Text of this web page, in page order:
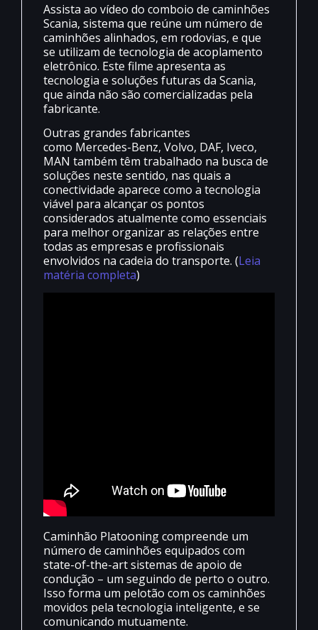
Assista ao vídeo do comboio de caminhões
Scania, sistema que reúne um número de
caminhões alinhados, em rodovias, e que
se utilizam de tecnologia de acoplamento
eletrônico. Este filme apresenta as
tecnologia e soluções futuras da Scania,
que ainda não são comercializadas pela
fabricante.
Outras grandes fabricantes
como Mercedes-Benz, Volvo, DAF, Iveco,
MAN também têm trabalhado na busca de
soluções neste sentido, nas quais a
conectividade aparece como a tecnologia
viável para alcançar os pontos
considerados atualmente como essenciais
para melhor organizar as relações entre
todas as empresas e profissionais
envolvidos na cadeia do transporte. (Leia
matéria completa)
Caminhão Platooning compreende um
número de caminhões equipados com
state-of-the-art sistemas de apoio de
condução – um seguindo de perto o outro.
Isso forma um pelotão com os caminhões
movidos pela tecnologia inteligente, e se
comunicando mutuamente.